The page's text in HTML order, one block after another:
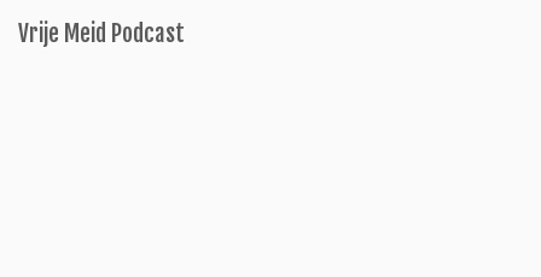
Vrije Meid Podcast